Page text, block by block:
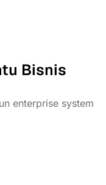
Bisnis
enterprise system